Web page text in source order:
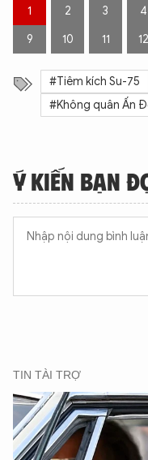
1 2 3 4
9 10 11 12
#Tiêm kích Su-75
#Không quân Ấn
Ý KIẾN BẠN